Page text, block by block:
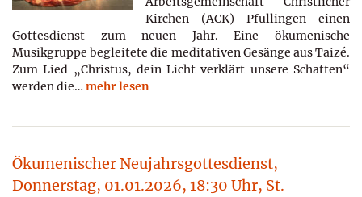
Kirchen (ACK) Pfullingen einen
Gottesdienst zum neuen Jahr. Eine ökumenische
Musikgruppe begleitete die meditativen Gesänge aus Taizé.
Zum Lied „Christus, dein Licht verklärt unsere Schatten“
werden die… mehr lesen
Ökumenischer Neujahrsgottesdienst,
Donnerstag, 01.01.2026, 18:30 Uhr, St.